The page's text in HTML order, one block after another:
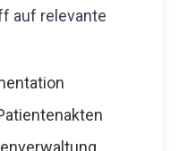
auf relevante